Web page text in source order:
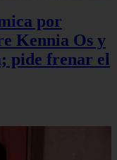
por
Kennia Os y
pide frenar el